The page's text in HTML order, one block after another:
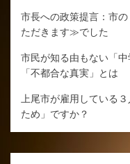
市長への政策提言：市
ただきます≫でした
市民が知る由もない「
「不都合な真実」とは
上尾市が雇用している
ため」ですか？